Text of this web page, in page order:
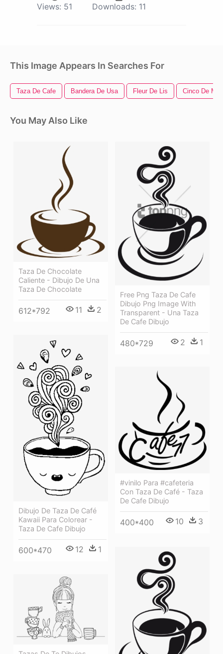
Views: 51 Downloads: 11
This Image Appears In Searches For
Taza De Cafe Bandera De Usa Fleur De Lis Cinco De
You May Also Like
Taza De Chocolate
Caliente - Dibujo De Una
Taza De Chocolate
612*792 11 2
Free Png Taza De Cafe
Dibujo Png Image With
Transparent - Una Taza
De Cafe Dibujo
480*729 2 1
Dibujo De Taza De Café
Kawaii Para Colorear -
Taza De Cafe Dibujo
600*470 12 1
#vinilo Para #cafeteria
Con Taza De Café - Taza
De Cafe Dibujo
400*400 10 3